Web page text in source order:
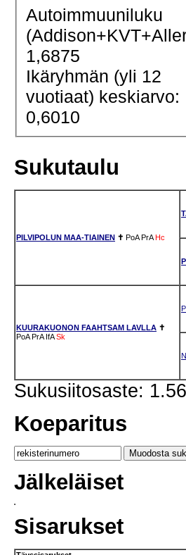
Autoimmuuniluku
1,6875
Ikäryhmän (yli 12
vuotiaat) keskiarvo:
0,6010
Sukutaulu
PILVIPOLUN MAA-TIAINEN ✝ PoA PrA Hc
KUURAKUONON FAAHTSAM LAVLLA ✝
PoA PrA IfA Sk
Sukusiitosaste:
Koeparitus
Jälkeläiset
Sisarukset